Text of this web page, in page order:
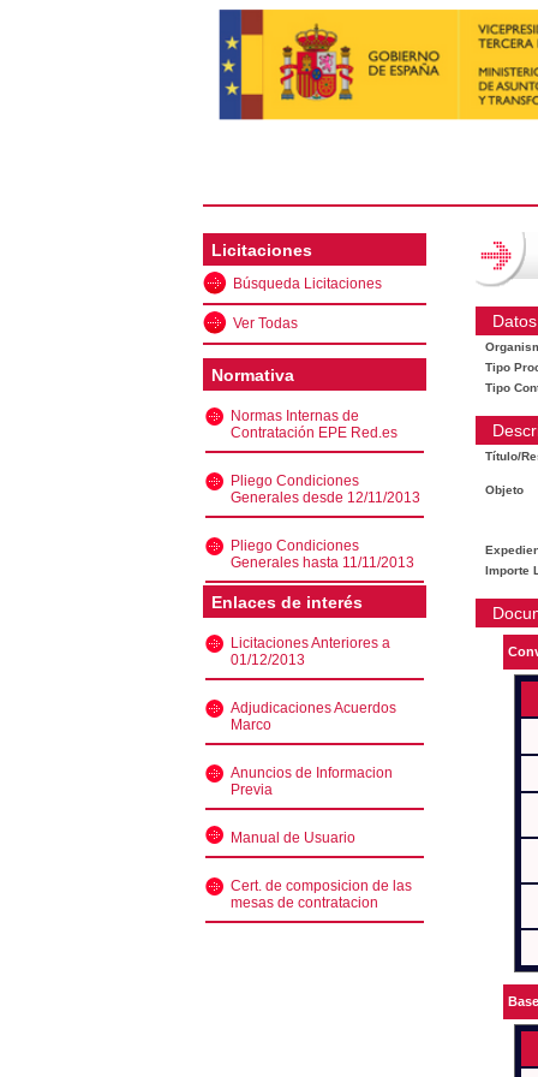
Licitaciones
Búsqueda Licitaciones
Ver Todas
Normativa
Normas Internas de
Contratación EPE Red.es
Pliego Condiciones
Generales desde 12/11/2013
Pliego Condiciones
Generales hasta 11/11/2013
Enlaces de interés
Licitaciones Anteriores a
01/12/2013
Adjudicaciones Acuerdos
Marco
Anuncios de Informacion
Previa
Manual de Usuario
Cert. de composicion de las
mesas de contratacion
Tipo
Tipo
Título/
Objeto
Importe